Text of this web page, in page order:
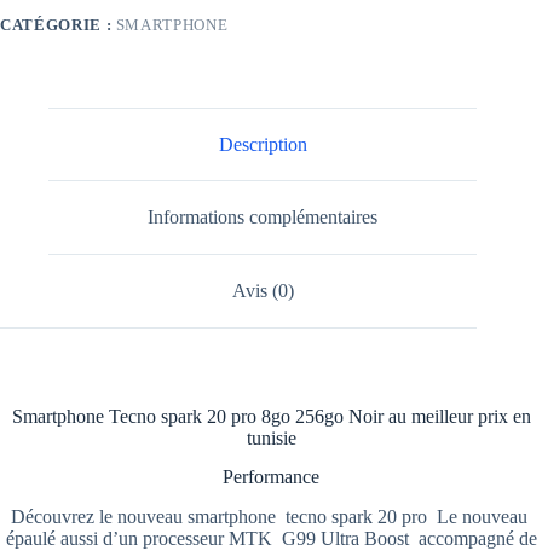
8go
CATÉGORIE : SMARTPHONE
Description
Informations complémentaires
Avis (0)
Smartphone Tecno spark 20 pro 8go 256go Noir au meilleur prix en
tunisie
Performance
Découvrez le nouveau smartphone tecno spark 20 pro Le nouveau
épaulé aussi d’un processeur MTK G99 Ultra Boost accompagné de